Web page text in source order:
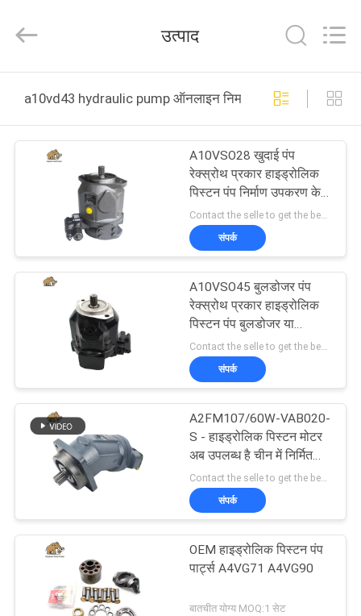
उत्पादों
कारखाना
नियंत्रण
समाचार
मामलों
Power
Co.,Ltd.
Reserved.
उत्पाद
a10vd43 hydraulic pump ऑनलाइन निर्माण
A10VSO28 खुदाई पंप
रेक्स्रोथ प्रकार हाइड्रोलिक
पिस्टन पंप निर्माण उपकरण के
लिए उपयुक्त
Contact the selle to get the best offer MOQ:1
संपर्क
A10VSO45 बुलडोजर पंप
रेक्स्रोथ प्रकार हाइड्रोलिक
पिस्टन पंप बुलडोजर या
ग्राउंडमोवर्स के लिए उपयुक्त
संपर्क
A2FM107/60W-VAB020-
S - हाइड्रोलिक पिस्टन मोटर
अब उपलब्ध है चीन में निर्मित
फिट बॉश रेक्स्रोथ पार्ट्स भी
उपलब्ध है
संपर्क
OEM हाइड्रोलिक पिस्टन पंप
पार्ट्स A4VG71 A4VG90
बातचीत योग्य MOQ:1 सेट